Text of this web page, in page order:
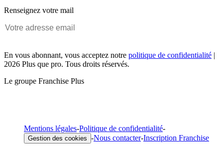
Renseignez votre mail
En vous abonnant, vous acceptez notre politique de confidentialité |
2026 Plus que pro. Tous droits réservés.
Le groupe Franchise Plus
Mentions légales-Politique de confidentialité-
Gestion des cookies -Nous contacter-Inscription Franchise